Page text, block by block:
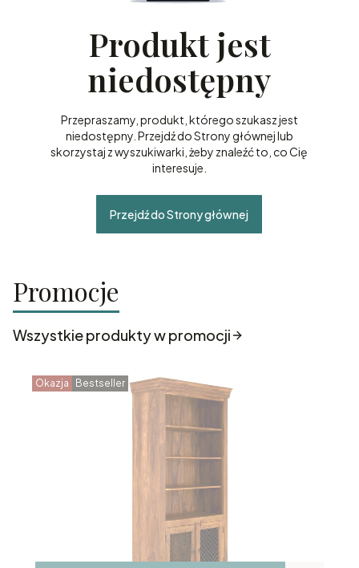
Produkt jest
niedostępny
Przepraszamy, produkt, którego szukasz jest
niedostępny. Przejdź do Strony głównej lub
skorzystaj z wyszukiwarki, żeby znaleźć to, co Cię
interesuje.
Przejdź do Strony głównej
Promocje
Wszystkie produkty w promocji
Okazja Bestseller